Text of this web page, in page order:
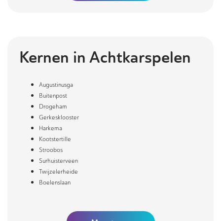
Kernen in Achtkarspelen
Augustinusga
Buitenpost
Drogeham
Gerkesklooster
Harkema
Kootstertille
Stroobos
Surhuisterveen
Twijzelerheide
Boelenslaan